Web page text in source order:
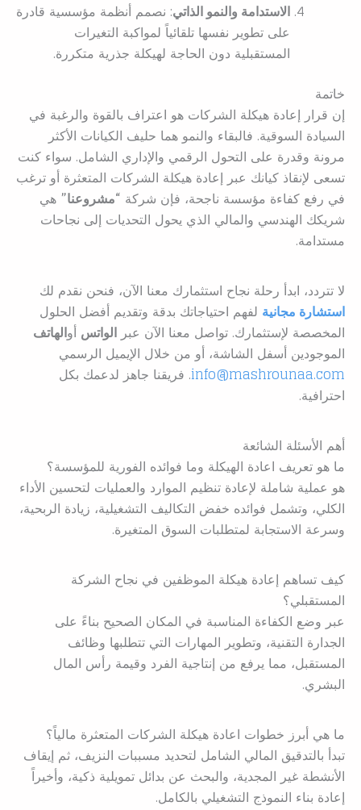
الاستدامة والنمو الذاتي: نصمم أنظمة مؤسسية قادرة
على تطوير نفسها تلقائياً لمواكبة التغيرات
المستقبلية دون الحاجة لهيكلة جذرية متكررة.
خاتمة
إن قرار إعادة هيكلة الشركات هو اعتراف بالقوة والرغبة في
السيادة السوقية. فالبقاء والنمو هما حليف الكيانات الأكثر
مرونة وقدرة على التحول الرقمي والإداري الشامل. سواء كنت
تسعى لإنقاذ كيانك عبر إعادة هيكلة الشركات المتعثرة أو ترغب
في رفع كفاءة مؤسسة ناجحة، فإن شركة “مشروعنا” هي
شريكك الهندسي والمالي الذي يحول التحديات إلى نجاحات
مستدامة.
لا تتردد، ابدأ رحلة نجاح استثمارك معنا الآن، فنحن نقدم لك
استشارة مجانية لفهم احتياجاتك بدقة وتقديم أفضل الحلول
المخصصة لإستثمارك. تواصل معنا الآن عبر الواتس أوالهاتف
الموجودين أسفل الشاشة، أو من خلال الإيميل الرسمي
info@mashrounaa.com. فريقنا جاهز لدعمك بكل
احترافية.
أهم الأسئلة الشائعة
ما هو تعريف اعادة الهيكلة وما فوائده الفورية للمؤسسة؟
هو عملية شاملة لإعادة تنظيم الموارد والعمليات لتحسين الأداء
الكلي، وتشمل فوائده خفض التكاليف التشغيلية، زيادة الربحية،
وسرعة الاستجابة لمتطلبات السوق المتغيرة.
كيف تساهم إعادة هيكلة الموظفين في نجاح الشركة
المستقبلي؟
عبر وضع الكفاءة المناسبة في المكان الصحيح بناءً على
الجدارة التقنية، وتطوير المهارات التي تتطلبها وظائف
المستقبل، مما يرفع من إنتاجية الفرد وقيمة رأس المال
البشري.
ما هي أبرز خطوات اعادة هيكلة الشركات المتعثرة مالياً؟
تبدأ بالتدقيق المالي الشامل لتحديد مسببات النزيف، ثم إيقاف
الأنشطة غير المجدية، والبحث عن بدائل تمويلية ذكية، وأخيراً
إعادة بناء النموذج التشغيلي بالكامل.